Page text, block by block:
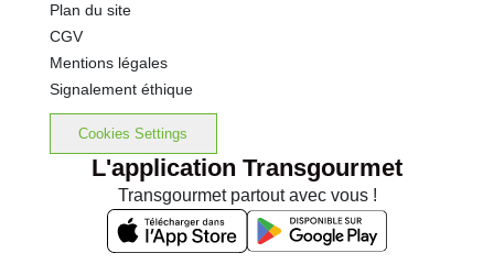
Plan du site
CGV
Mentions légales
Signalement éthique
Cookies Settings
L'application Transgourmet
Transgourmet partout avec vous !